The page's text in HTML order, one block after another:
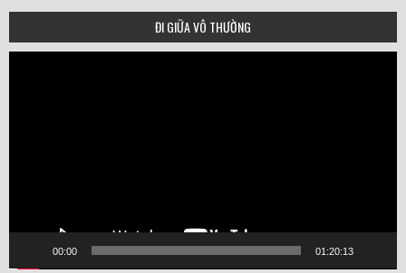
ĐI GIỮA VÔ THƯỜNG
00:00 01:20:13